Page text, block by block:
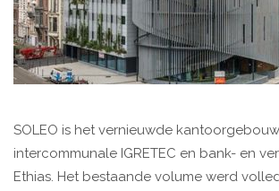
SOLEO is het vernieuwde
intercommunale IGRETEC en bank- en
Ethias. Het bestaande volume werd